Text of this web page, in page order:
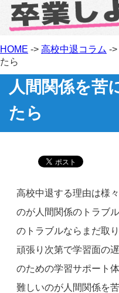
「不登校」の関連情報
高校中退コラム
HOME -> 高校中退コラム -
たら
人間関係を苦
たら
高校中退する理由は様
のが人間関係のトラブ
のトラブルならまだ取
頑張り次第で学習面の
のための学習サポート
難しいのが人間関係を